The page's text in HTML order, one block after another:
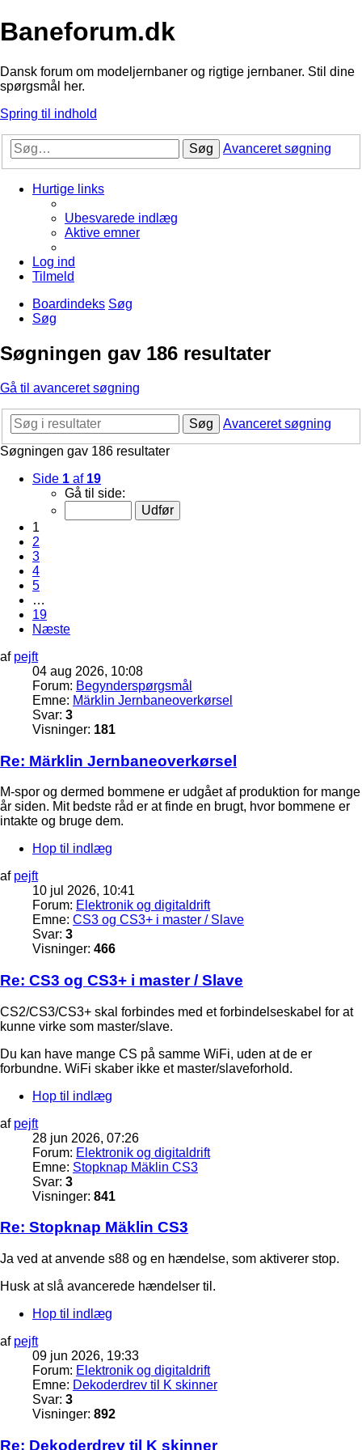
Baneforum.dk
Dansk forum om modeljernbaner og rigtige jernbaner. Stil dine
spørgsmål her.
Spring til indhold
Søg Avanceret søgning
Hurtige links
Ubesvarede indlæg
Aktive emner
Log ind
Tilmeld
Boardindeks Søg
Søg
Søgningen gav 186 resultater
Gå til avanceret søgning
Søg
Avanceret søgning
Søgningen gav 186 resultater
Side 1 af 19
Gå til side:
1
2
3
4
5
…
19
Næste
af pejft
04 aug 2026, 10:08
Forum: Begynderspørgsmål
Emne: Märklin Jernbaneoverkørsel
Svar: 3
Visninger: 181
Re: Märklin Jernbaneoverkørsel
M-spor og dermed bommene er udgået af produktion for mange
år siden. Mit bedste råd er at finde en brugt, hvor bommene er
intakte og bruge dem.
Hop til indlæg
af pejft
10 jul 2026, 10:41
Forum: Elektronik og digitaldrift
Emne: CS3 og CS3+ i master / Slave
Svar: 3
Visninger: 466
Re: CS3 og CS3+ i master / Slave
CS2/CS3/CS3+ skal forbindes med et forbindelseskabel for at
kunne virke som master/slave.
Du kan have mange CS på samme WiFi, uden at de er
forbundne. WiFi skaber ikke et master/slaveforhold.
Hop til indlæg
af pejft
28 jun 2026, 07:26
Forum: Elektronik og digitaldrift
Emne: Stopknap Mäklin CS3
Svar: 3
Visninger: 841
Re: Stopknap Mäklin CS3
Ja ved at anvende s88 og en hændelse, som aktiverer stop.
Husk at slå avancerede hændelser til.
Hop til indlæg
af pejft
09 jun 2026, 19:33
Forum: Elektronik og digitaldrift
Emne: Dekoderdrev til K skinner
Svar: 3
Visninger: 892
Re: Dekoderdrev til K skinner